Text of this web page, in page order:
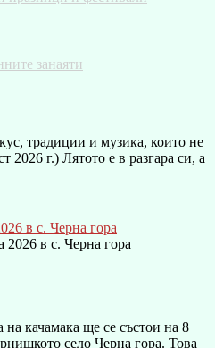
занаяти
традиции и музика, които не
2026 г.) Лятото е в разгара си, а
в с. Черна гора
качамака ще се състои на 8
село Черна гора. Това